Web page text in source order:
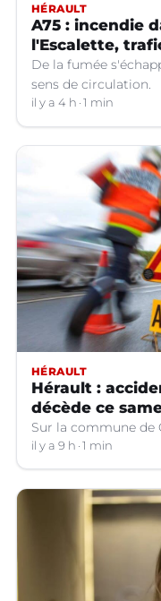
HÉRAULT
A75 : incendie
l'Escalette,
De la fumée
sens de circulation.
il y a 4 h 1 min
HÉRAULT
Hérault :
décède ce
Sur la commune de
il y a 9 h 1 min